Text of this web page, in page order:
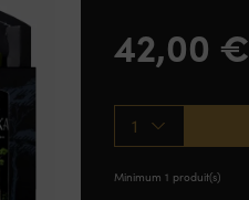
42,00 €
1
Minimum 1 produit(s)